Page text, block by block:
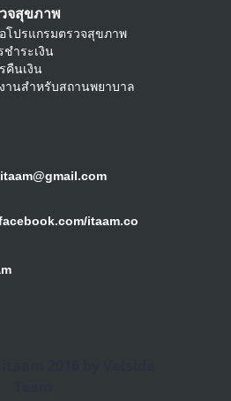
จสุขภาพ
โปรแกรมตรวจสุขภาพ
ชำระเงิน
คืนเงิน
านสำหรับสถานพยาบาล
itaam.co